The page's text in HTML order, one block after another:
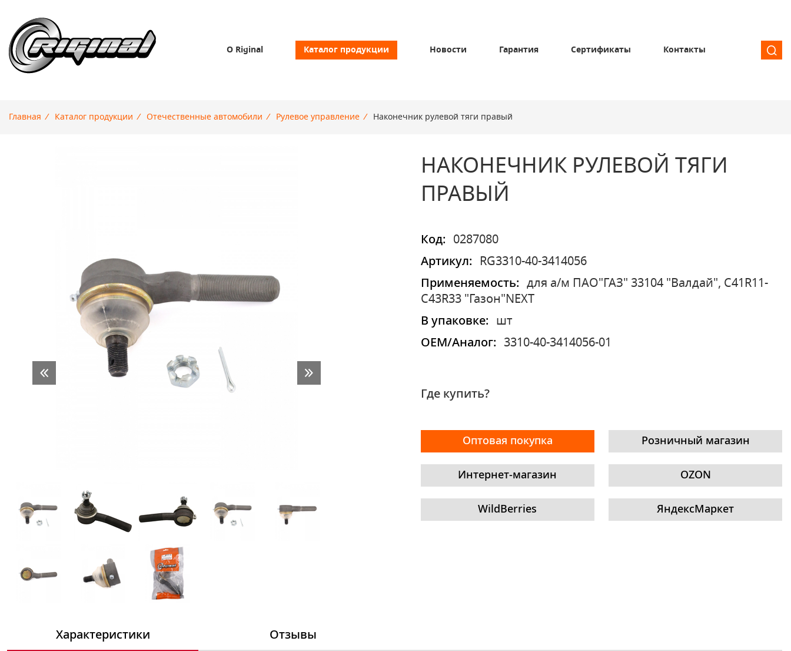
О Riginal Каталог продукции Новости Гарантия Сертификаты Контакты
Главная / Каталог продукции / Отечественные автомобили / Рулевое управление / Наконечник рулевой тяги правый
НАКОНЕЧНИК РУЛЕВОЙ ТЯГИ
ПРАВЫЙ
Код:
0287080
Артикул:
RG3310-40-3414056
Применяемость:
для а/м ПАО"ГАЗ" 33104 "Валдай", С41R11-
С43R33 "Газон"NEXT
В упаковке:
шт
OEM/Аналог:
3310-40-3414056-01
Где купить?
Оптовая покупка Розничный магазин
Интернет-магазин OZON
WildBerries ЯндексМаркет
Характеристики Отзывы